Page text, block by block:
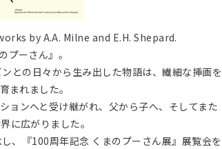
by A.A. Milne and E.H. Shepard.
ーさん』。
との日々から生み出した物語は、繊細な挿画を
まれました。
ョンへと受け継がれ、父から子へ、そしてまた
に広がりました。
、『100周年記念 くまのプーさん展』展覧会を